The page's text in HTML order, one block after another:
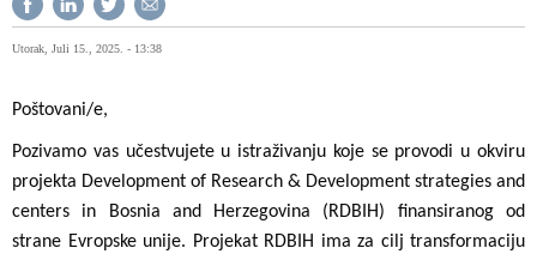
Utorak, Juli 15., 2025. - 13:38
Poštovani/e,
Pozivamo vas učestvujete u istraživanju koje se provodi u okviru
projekta Development of Research & Development strategies and
centers in Bosnia and Herzegovina (RDBIH) finansiranog od
strane Evropske unije. Projekat RDBIH ima za cilj transformaciju